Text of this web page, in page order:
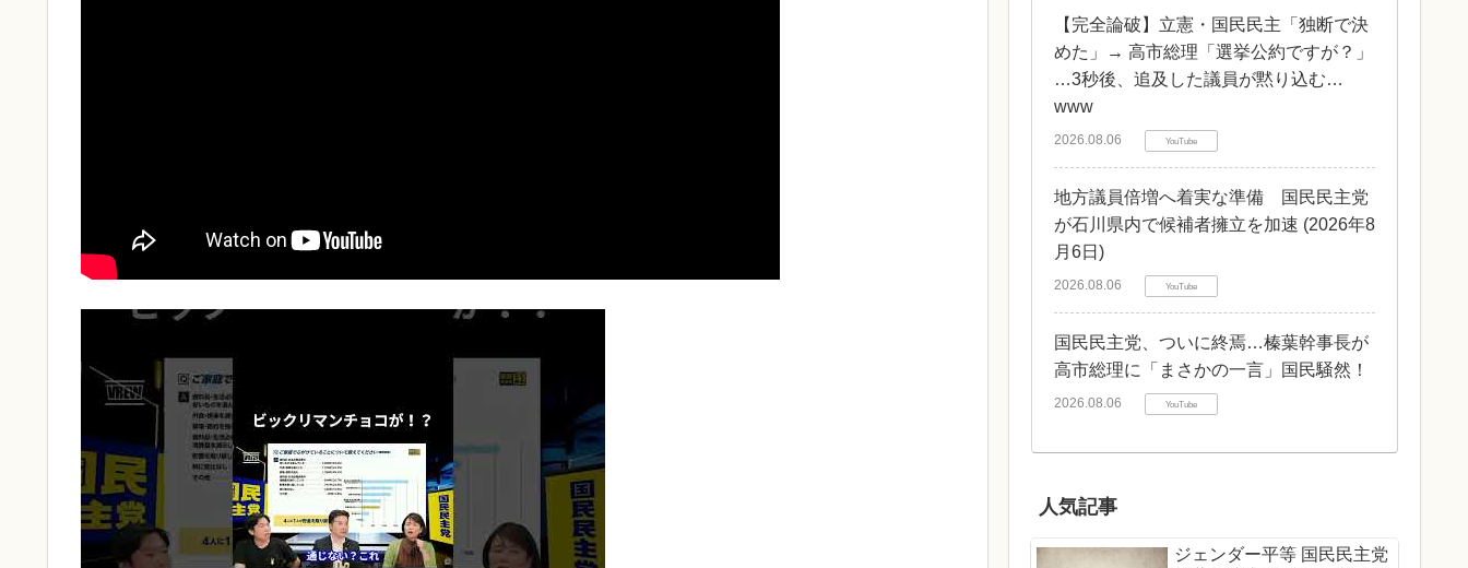
【完全論破】立憲・国民民主「独断で決
めた」→ 高市総理「選挙公約ですが？」
…3秒後、追及した議員が黙り込む…
www
2026.08.06 YouTube
地方議員倍増へ着実な準備 国民民主党
が石川県内で候補者擁立を加速 (2026年8
月6日)
2026.08.06 YouTube
国民民主党、ついに終焉…榛葉幹事長が
高市総理に「まさかの一言」国民騒然！
2026.08.06 YouTube
人気記事
ジェンダー平等 国民民主党